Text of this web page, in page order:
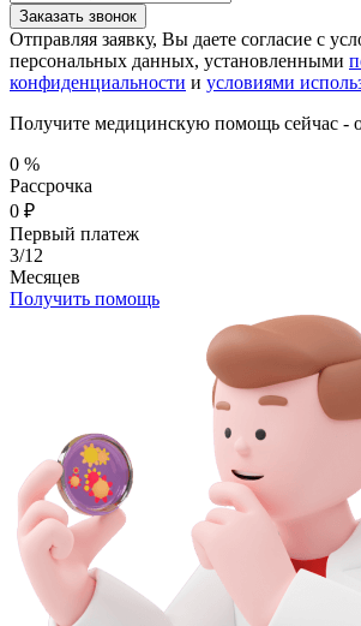
Заказать звонок
Отправляя заявку, Вы даете согласие с
персональных данных, установленными
конфиденциальности и условиями
Получите медицинскую помощь сейчас -
0 %
Рассрочка
0 ₽
Первый платеж
3/12
Месяцев
Получить помощь